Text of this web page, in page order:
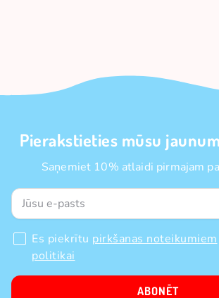
Pierakstieties mūsu
Saņemiet 10% atlaidi pirmajam
Es piekrītu pirkšanas noteikumiem
politikai
ABONĒT